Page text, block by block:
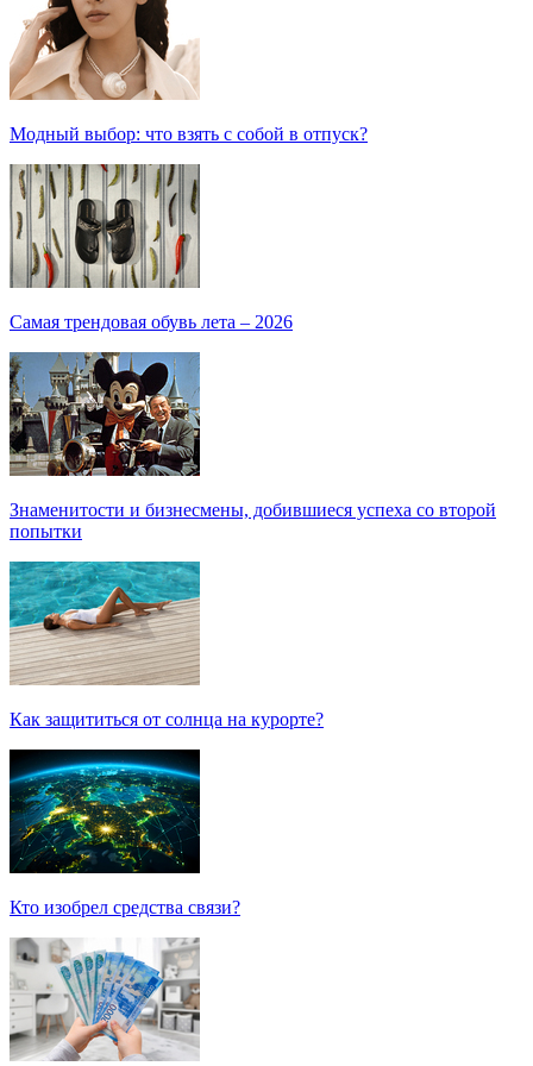
Модный выбор: что взять с собой в отпуск?
Самая трендовая обувь лета – 2026
Знаменитости и бизнесмены, добившиеся успеха со второй
попытки
Как защититься от солнца на курорте?
Кто изобрел средства связи?